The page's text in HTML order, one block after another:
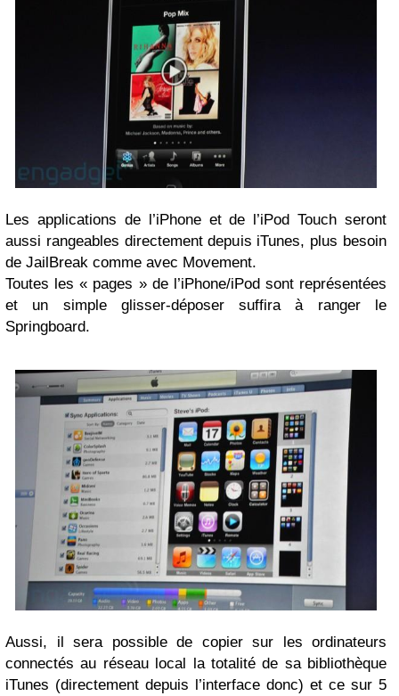
Les applications de l’iPhone et de l’iPod Touch seront
aussi rangeables directement depuis iTunes, plus besoin
de JailBreak comme avec Movement.
Toutes les « pages » de l’iPhone/iPod sont représentées
et un simple glisser-déposer suffira à ranger le
Springboard.
Aussi, il sera possible de copier sur les ordinateurs
connectés au réseau local la totalité de sa bibliothèque
iTunes (directement depuis l’interface donc) et ce sur 5